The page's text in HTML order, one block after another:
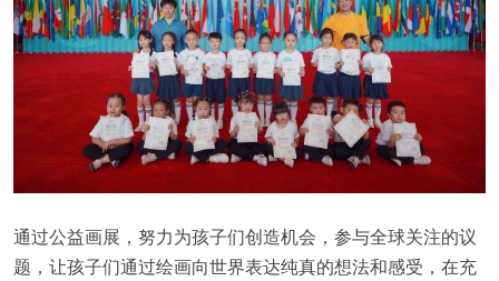
通过公益画展，努力为孩子们创造机会，参与全球关注的议
题，让孩子们通过绘画向世界表达纯真的想法和感受，在充